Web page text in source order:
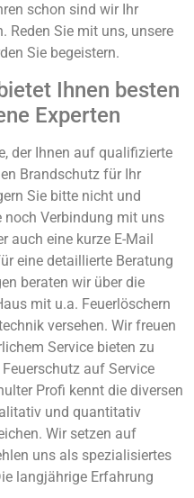
schon sind wir Ihr
Reden Sie mit uns, unsere
Sie begeistern.
Ihnen besten
Experten
der Ihnen auf qualifizierte
Brandschutz für Ihr
Sie bitte nicht und
noch Verbindung mit uns
auch eine kurze E-Mail
eine detaillierte Beratung
beraten wir über die
mit u.a. Feuerlöschern
versehen. Wir freuen
Service bieten zu
auf Service
Profi kennt die diversen
und quantitativ
Wir setzen auf
uns als spezialisiertes
langjährige Erfahrung